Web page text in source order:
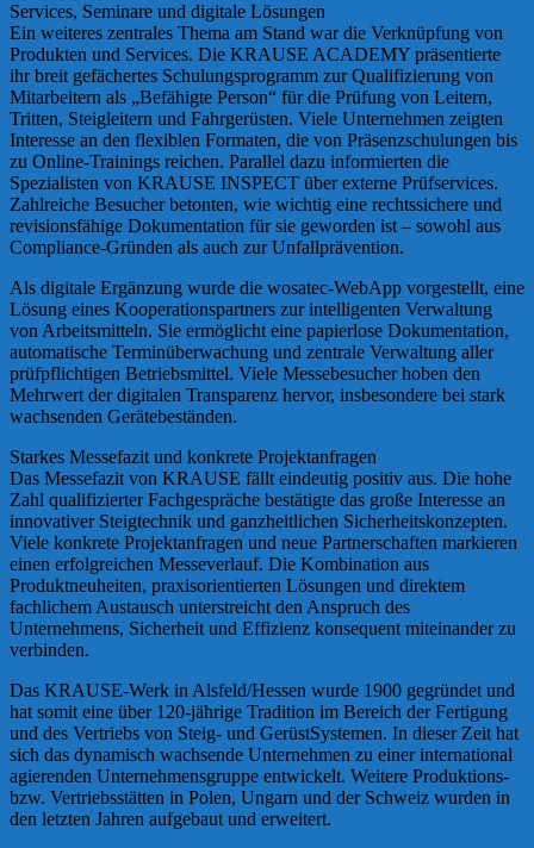
Services, Seminare und digitale Lösungen
Ein weiteres zentrales Thema am Stand war die Verknüpfung von
Produkten und Services. Die KRAUSE ACADEMY präsentierte
ihr breit gefächertes Schulungsprogramm zur Qualifizierung von
Mitarbeitern als „Befähigte Person“ für die Prüfung von Leitern,
Tritten, Steigleitern und Fahrgerüsten. Viele Unternehmen zeigten
Interesse an den flexiblen Formaten, die von Präsenzschulungen bis
zu Online-Trainings reichen. Parallel dazu informierten die
Spezialisten von KRAUSE INSPECT über externe Prüfservices.
Zahlreiche Besucher betonten, wie wichtig eine rechtssichere und
revisionsfähige Dokumentation für sie geworden ist – sowohl aus
Compliance-Gründen als auch zur Unfallprävention.
Als digitale Ergänzung wurde die wosatec-WebApp vorgestellt, eine
Lösung eines Kooperationspartners zur intelligenten Verwaltung
von Arbeitsmitteln. Sie ermöglicht eine papierlose Dokumentation,
automatische Terminüberwachung und zentrale Verwaltung aller
prüfpflichtigen Betriebsmittel. Viele Messebesucher hoben den
Mehrwert der digitalen Transparenz hervor, insbesondere bei stark
wachsenden Gerätebeständen.
Starkes Messefazit und konkrete Projektanfragen
Das Messefazit von KRAUSE fällt eindeutig positiv aus. Die hohe
Zahl qualifizierter Fachgespräche bestätigte das große Interesse an
innovativer Steigtechnik und ganzheitlichen Sicherheitskonzepten.
Viele konkrete Projektanfragen und neue Partnerschaften markieren
einen erfolgreichen Messeverlauf. Die Kombination aus
Produktneuheiten, praxisorientierten Lösungen und direktem
fachlichem Austausch unterstreicht den Anspruch des
Unternehmens, Sicherheit und Effizienz konsequent miteinander zu
verbinden.
Das KRAUSE-Werk in Alsfeld/Hessen wurde 1900 gegründet und
hat somit eine über 120-jährige Tradition im Bereich der Fertigung
und des Vertriebs von Steig- und GerüstSystemen. In dieser Zeit hat
sich das dynamisch wachsende Unternehmen zu einer international
agierenden Unternehmensgruppe entwickelt. Weitere Produktions-
bzw. Vertriebsstätten in Polen, Ungarn und der Schweiz wurden in
den letzten Jahren aufgebaut und erweitert.